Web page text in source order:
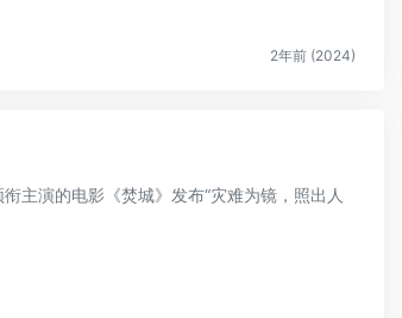
2年前 (2024)
主演的电影《焚城》发布“灾难为镜，照出人